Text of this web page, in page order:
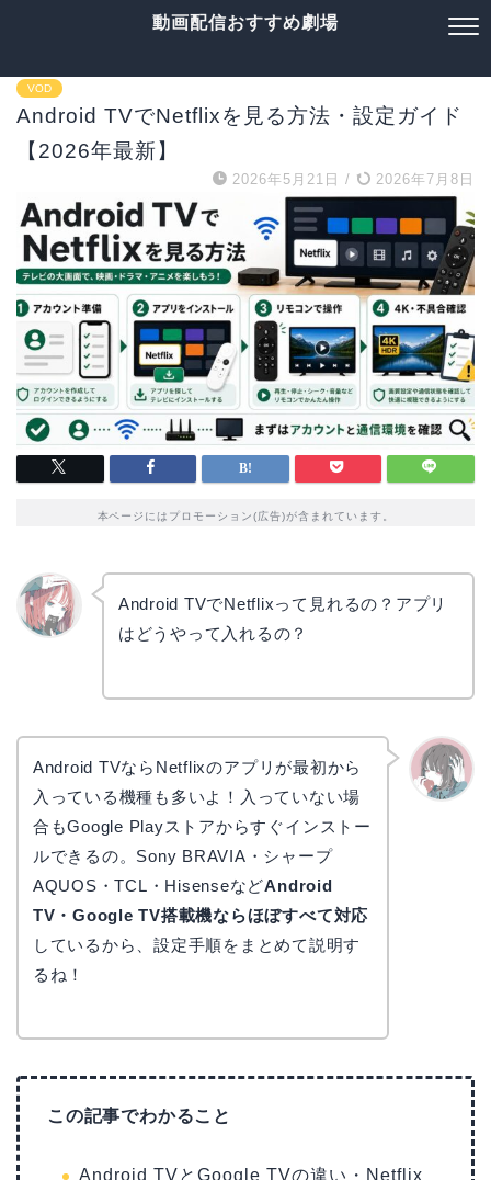
動画配信おすすめ劇場
VOD
Android TVでNetflixを見る方法・設定ガイド
【2026年最新】
2026年5月21日 / 2026年7月8日
本ページにはプロモーション(広告)が含まれています。
Android TVでNetflixって見れるの？アプリ
はどうやって入れるの？
Android TVならNetflixのアプリが最初から
入っている機種も多いよ！入っていない場
合もGoogle Playストアからすぐインストー
ルできるの。Sony BRAVIA・シャープ
AQUOS・TCL・HisenseなどAndroid
TV・Google TV搭載機ならほぼすべて対応
しているから、設定手順をまとめて説明す
るね！
この記事でわかること
Android TVとGoogle TVの違い・Netflix